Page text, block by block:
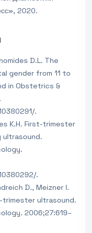
2020.
D.L. The
gender from 11 to
in Obstetrics &
.
K.H. First-trimester
.
D., Meizner I.
ultrasound.
2006;27:619–